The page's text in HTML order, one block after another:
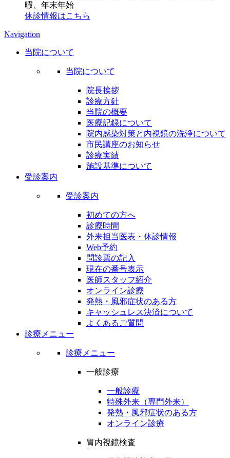
暇、年末年始
休診情報はこちら
Navigation
当院について
当院について
院長挨拶
診療方針
当院の概要
医療記録について
院内感染対策と内視鏡の洗浄について
市民講座のお知らせ
診療実績
施設基準について
受診案内
受診案内
初めての方へ
診療時間
外来担当医表・休診情報
Web予約
問診票の記入
現在の番号表示
医師スタッフ紹介
オンライン診療
発熱・風邪症状のある方
キャッシュレス決済について
よくあるご質問
診療メニュー
診療メニュー
一般診療
一般診療
特殊外来（専門外来）
発熱・風邪症状のある方
オンライン診療
胃内視鏡検査